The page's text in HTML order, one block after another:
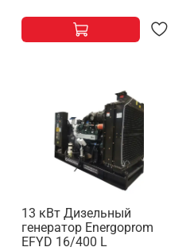
13 кВт Дизельный
генератор Energoprom
EFYD 16/400 L